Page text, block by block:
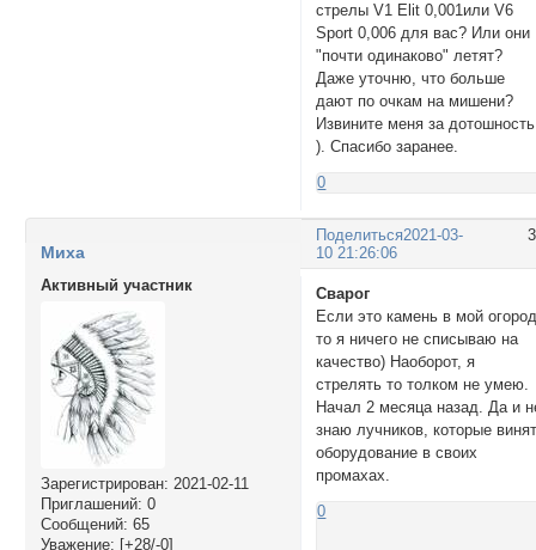
стрелы V1 Elit 0,001или V6
Sport 0,006 для вас? Или они
"почти одинаково" летят?
Даже уточню, что больше
дают по очкам на мишени?
Извините меня за дотошность
). Спасибо заранее.
0
Поделиться2021-03-
10 21:26:06
Миха
Активный участник
Зарегистрирован: 2021-02-11
Приглашений: 0
Сообщений: 65
Уважение: [+28/-0]
Сварог
Если это камень в мой
то я ничего не списываю на
качество) Наоборот, я
стрелять то толком не умею.
Начал 2 месяца назад. Да и
знаю лучников, которые
оборудование в своих
промахах.
0